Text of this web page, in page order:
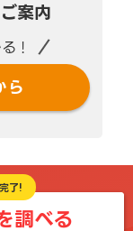
案内
！
ら
了!
調べる